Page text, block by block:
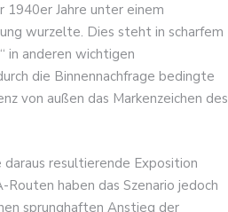
1940er Jahre unter einem
wurzelte. Dies steht in scharfem
in anderen wichtigen
die Binnennachfrage bedingte
von außen das Markenzeichen des
resultierende Exposition
haben das Szenario jedoch
sprunghaften Anstieg der